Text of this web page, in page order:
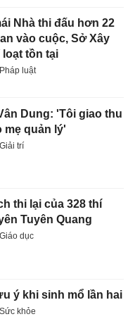
Nhà thi đấu hơn 22
vào cuộc, Sở Xây
tồn tại
Pháp luật
Dung: 'Tôi giao thu
mẹ quản lý'
Giải trí
thi lại của 328 thí
Tuyên Quang
Giáo dục
ý khi sinh mổ lần hai
Sức khỏe